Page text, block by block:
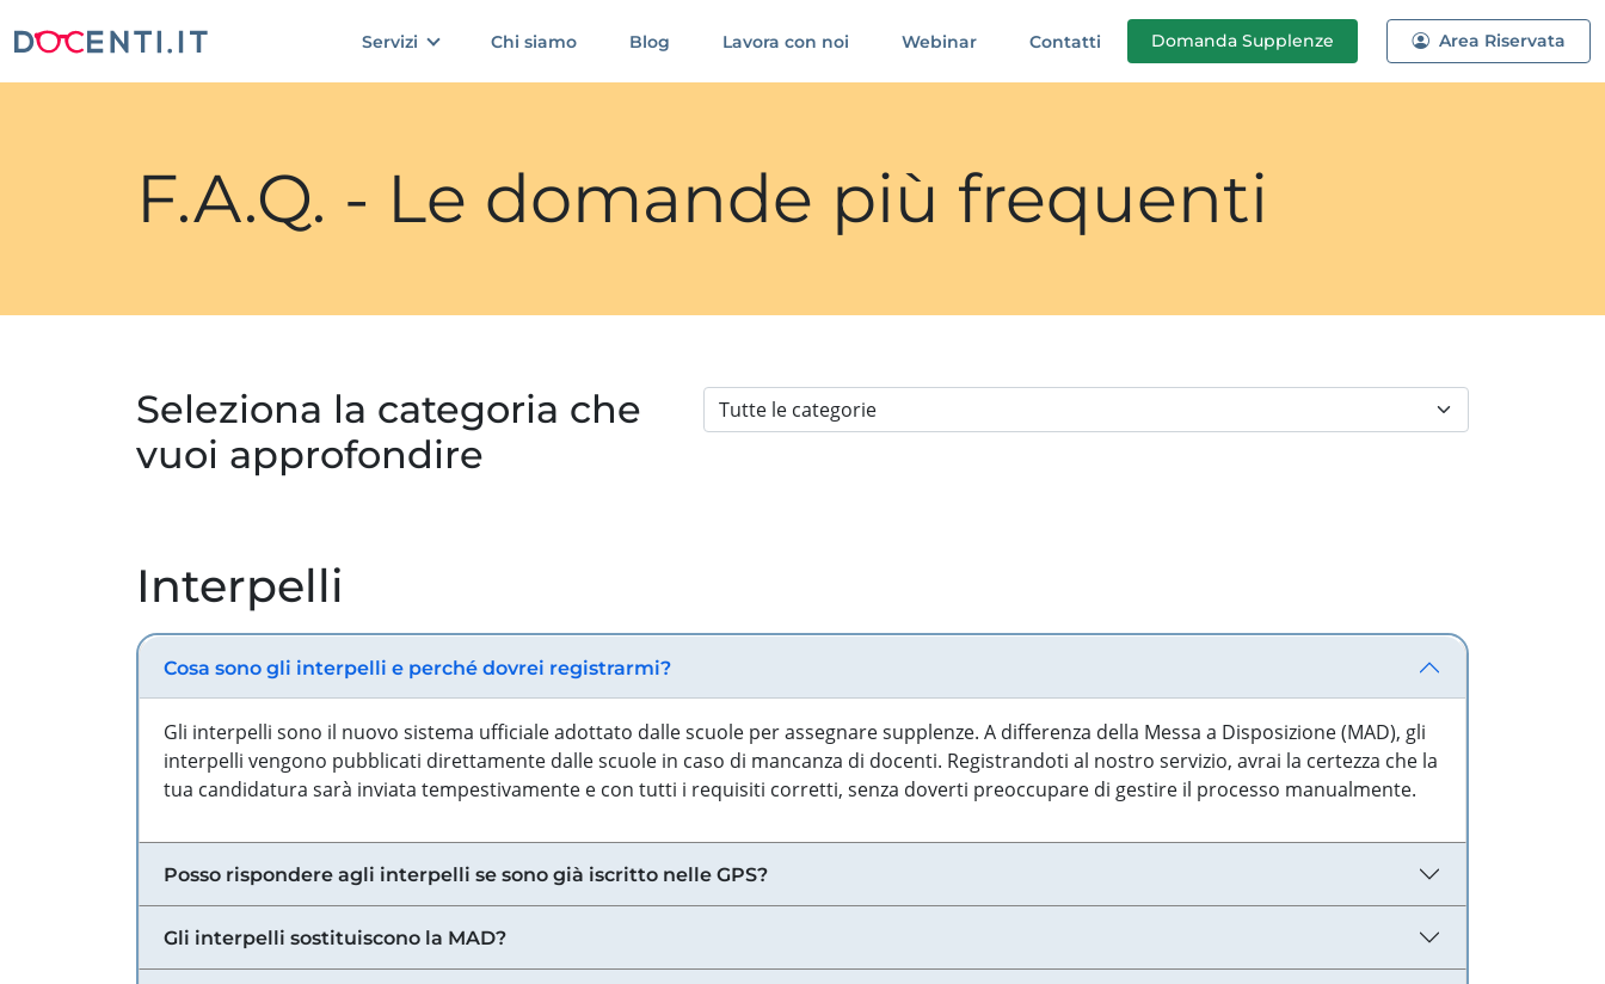
Servizi Chi siamo Blog Lavora con noi Webinar Contatti Domanda Supplenze Area Riservata
F.A.Q. - Le domande più frequenti
Seleziona la categoria che
vuoi approfondire
Interpelli
Cosa sono gli interpelli e perché dovrei registrarmi?
Gli interpelli sono il nuovo sistema ufficiale adottato dalle scuole per assegnare supplenze. A differenza della Messa a Disposizione (MAD), gli
interpelli vengono pubblicati direttamente dalle scuole in caso di mancanza di docenti. Registrandoti al nostro servizio, avrai la certezza che la
tua candidatura sarà inviata tempestivamente e con tutti i requisiti corretti, senza doverti preoccupare di gestire il processo manualmente.
Posso rispondere agli interpelli se sono già iscritto nelle GPS?
Gli interpelli sostituiscono la MAD?